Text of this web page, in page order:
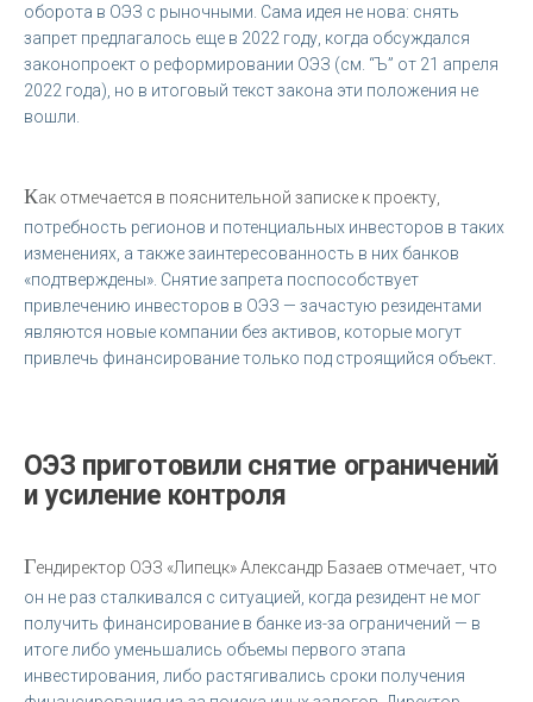
оборота в ОЭЗ с рыночными. Сама идея не нова: снять
запрет предлагалось еще в 2022 году, когда обсуждался
законопроект о реформировании ОЭЗ (см. “Ъ” от 21 апреля
2022 года), но в итоговый текст закона эти положения не
вошли.
Как отмечается в пояснительной записке к проекту,
потребность регионов и потенциальных инвесторов в таких
изменениях, а также заинтересованность в них банков
«подтверждены». Снятие запрета поспособствует
привлечению инвесторов в ОЭЗ — зачастую резидентами
являются новые компании без активов, которые могут
привлечь финансирование только под строящийся объект.
ОЭЗ приготовили снятие ограничений
и усиление контроля
Гендиректор ОЭЗ «Липецк» Александр Базаев отмечает, что
он не раз сталкивался с ситуацией, когда резидент не мог
получить финансирование в банке из-за ограничений — в
итоге либо уменьшались объемы первого этапа
инвестирования, либо растягивались сроки получения